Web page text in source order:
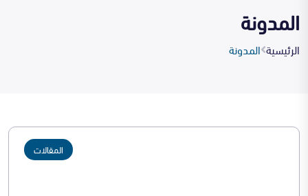
المدونة
الرئيسية المدونة
المقالات